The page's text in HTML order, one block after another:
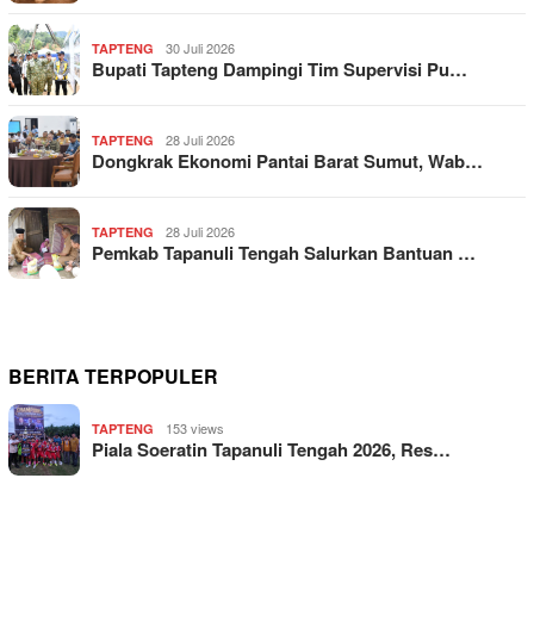
TAPTENG 30 Juli 2026
Bupati Tapteng Dampingi Tim Supervisi Pu…
TAPTENG 28 Juli 2026
Dongkrak Ekonomi Pantai Barat Sumut, Wab…
TAPTENG 28 Juli 2026
Pemkab Tapanuli Tengah Salurkan Bantuan …
BERITA TERPOPULER
TAPTENG 153 views
Piala Soeratin Tapanuli Tengah 2026, Res…